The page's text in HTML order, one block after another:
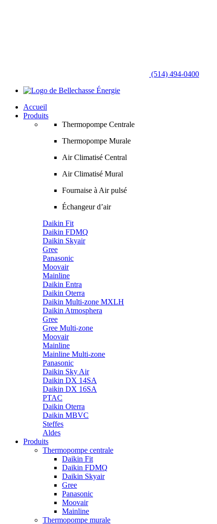
(514) 494-0400
Accueil
Produits
Thermopompe Centrale
Thermopompe Murale
Air Climatisé Central
Air Climatisé Mural
Fournaise à Air pulsé
Échangeur d’air
Daikin Fit
Daikin FDMQ
Daikin Skyair
Gree
Panasonic
Moovair
Mainline
Daikin Entra
Daikin Oterra
Daikin Multi-zone MXLH
Daikin Atmosphera
Gree
Gree Multi-zone
Moovair
Mainline
Mainline Multi-zone
Panasonic
Daikin Sky Air
Daikin DX 14SA
Daikin DX 16SA
PTAC
Daikin Oterra
Daikin MBVC
Steffes
Aldes
Produits
Thermopompe centrale
Daikin Fit
Daikin FDMQ
Daikin Skyair
Gree
Panasonic
Moovair
Mainline
Thermopompe murale